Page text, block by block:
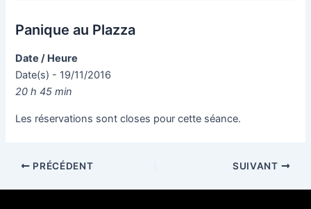
Panique au Plazza
Date / Heure
Date(s) - 19/11/2016
20 h 45 min
Les réservations sont closes pour cette séance.
PRÉCÉDENT SUIVANT